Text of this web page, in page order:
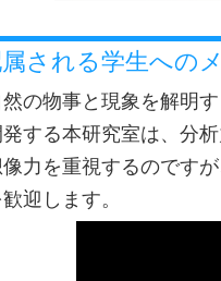
される学生への
然の物事と現象を解明
発する本研究室は、分
力を重視するのです
迎します。